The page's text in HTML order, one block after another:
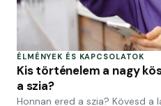
ÉLMÉNYEK ÉS KAPCSOLATOK
Kis történelem a nagy
a szia?
Honnan ered a szia? Kövesd a